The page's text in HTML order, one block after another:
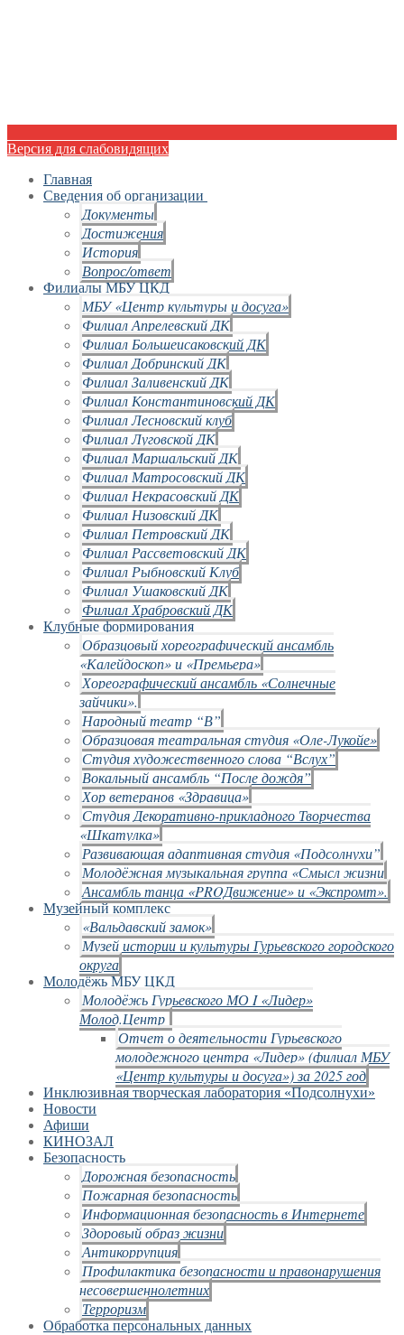
Версия для слабовидящих
Главная
Сведения об организации
Документы
Достижения
История
Вопрос/ответ
Филиалы МБУ ЦКД
МБУ «Центр культуры и досуга»
Филиал Апрелевский ДК
Филиал Большеисаковский ДК
Филиал Добринский ДК
Филиал Заливенский ДК
Филиал Константиновский ДК
Филиал Лесновский клуб
Филиал Луговской ДК
Филиал Маршальский ДК
Филиал Матросовский ДК
Филиал Некрасовский ДК
Филиал Низовский ДК
Филиал Петровский ДК
Филиал Рассветовский ДК
Филиал Рыбновский Клуб
Филиал Ушаковский ДК
Филиал Храбровский ДК
Клубные формирования
Образцовый хореографический ансамбль
«Калейдоскоп» и «Премьера»
Хореографический ансамбль «Солнечные
зайчики».
Народный театр “В”
Образцовая театральная студия «Оле-Лукойе»
Студия художественного слова “Вслух”
Вокальный ансамбль “После дождя”
Хор ветеранов «Здравица»
Студия Декоративно-прикладного Творчества
«Шкатулка»
Развивающая адаптивная студия «Подсолнухи”
Молодёжная музыкальная группа «Смысл жизни
Ансамбль танца «PROДвижение» и «Экспромт».
Музейный комплекс
«Вальдавский замок»
Музей истории и культуры Гурьевского городского
округа
Молодёжь МБУ ЦКД
Молодёжь Гурьевского МО I «Лидер»
Молод.Центр
Отчет о деятельности Гурьевского
молодежного центра «Лидер» (филиал МБУ
«Центр культуры и досуга») за 2025 год
Инклюзивная творческая лаборатория «Подсолнухи»
Новости
Афиши
КИНОЗАЛ
Безопасность
Дорожная безопасность
Пожарная безопасность
Информационная безопасность в Интернете
Здоровый образ жизни
Антикоррупция
Профилактика безопасности и правонарушения
несовершеннолетних
Терроризм
Обработка персональных данных